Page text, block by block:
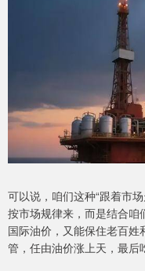
可以说，咱们这种“跟着市
按市场规律来，而是结合
国际油价，又能保住老百
管，任由油价涨上天，最后